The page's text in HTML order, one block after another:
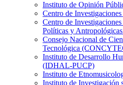
Instituto de Opinión
Centro de
Centro de
Políticas y
Consejo Nacional de
Tecnológica
Instituto de Desarrollo
(IDHAL-PUCP)
Instituto de
Instituto de Investigación